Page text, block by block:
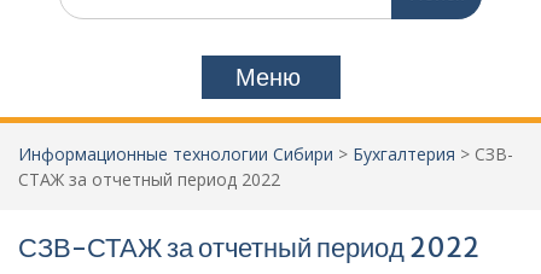
Меню
Информационные технологии Сибири > Бухгалтерия > СЗВ-
СТАЖ за отчетный период 2022
СЗВ-СТАЖ за отчетный период 2022